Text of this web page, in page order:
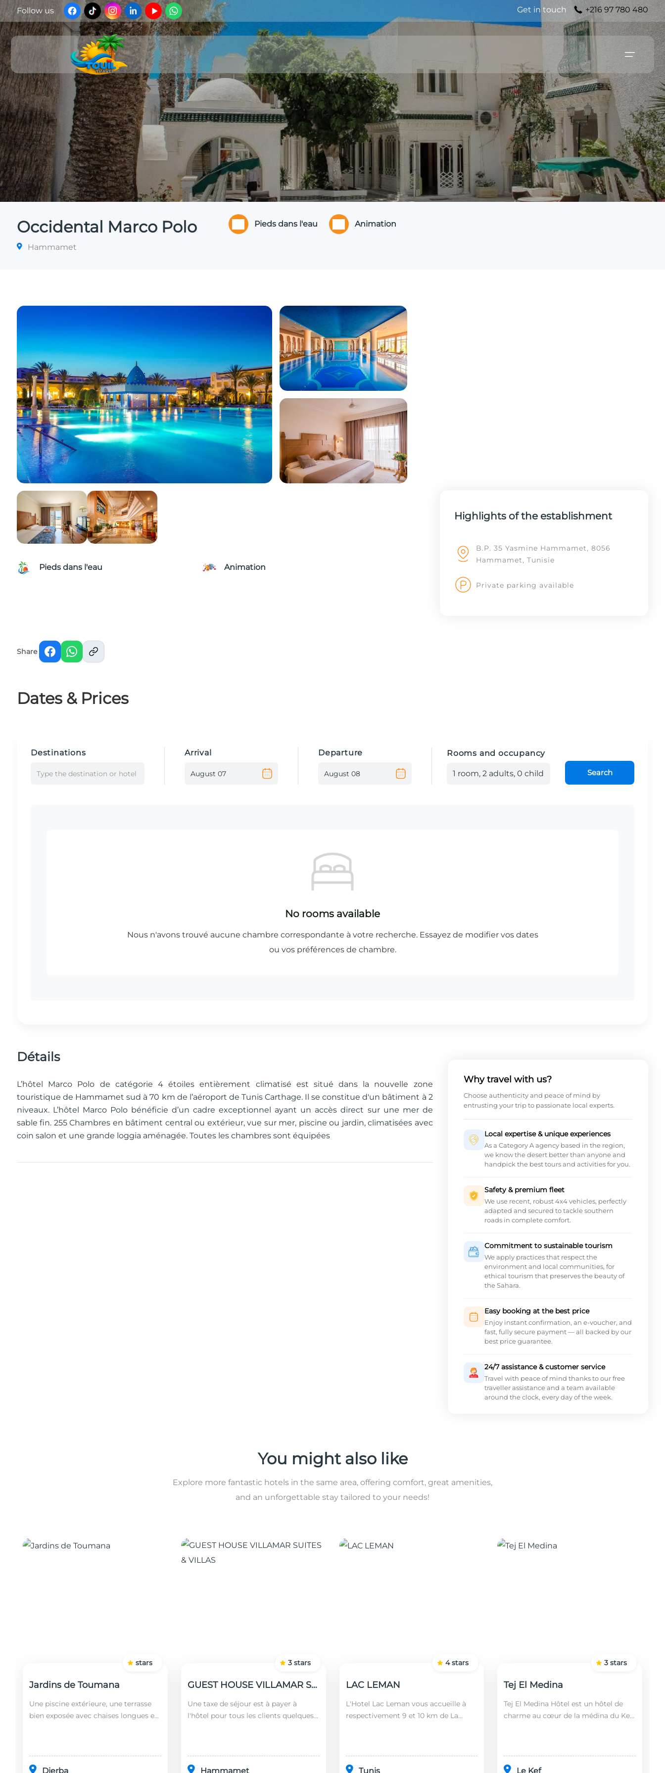
Follow us Get in touch +216 97 780 480
Occidental Marco Polo
Hammamet
Pieds dans l'eau Animation
Pieds dans l'eau Animation
Highlights of the establishment
B.P. 35 Yasmine Hammamet, 8056
Hammamet, Tunisie
Private parking available
Share
Dates & Prices
Destinations
Type the destination or hotel
Arrival Departure Rooms and occupancy
1 room, 2 adults, 0 child Search
Détails
L’hôtel Marco Polo de catégorie 4 étoiles entièrement climatisé est situé dans la nouvelle zone
touristique de Hammamet sud à 70 km de l’aéroport de Tunis Carthage. Il se constitue d'un bâtiment à 2
niveaux. L’hôtel Marco Polo bénéficie d’un cadre exceptionnel ayant un accès direct sur une mer de
sable fin. 255 Chambres en bâtiment central ou extérieur, vue sur mer, piscine ou jardin, climatisées avec
coin salon et une grande loggia aménagée. Toutes les chambres sont équipées
Why travel with us?
Choose authenticity and peace of mind by
entrusting your trip to passionate local experts.
Local expertise & unique experiences
As a Category A agency based in the region,
we know the desert better than anyone and
handpick the best tours and activities for you.
Safety & premium fleet
We use recent, robust 4x4 vehicles, perfectly
adapted and secured to tackle southern
roads in complete comfort.
Commitment to sustainable tourism
We apply practices that respect the
environment and local communities, for
ethical tourism that preserves the beauty of
the Sahara.
Easy booking at the best price
Enjoy instant confirmation, an e-voucher, and
fast, fully secure payment — all backed by our
best price guarantee.
24/7 assistance & customer service
Travel with peace of mind thanks to our free
traveller assistance and a team available
around the clock, every day of the week.
You might also like
Explore more fantastic hotels in the same area, offering comfort, great amenities,
and an unforgettable stay tailored to your needs!
Jardins de Toumana
Une piscine extérieure, une terrasse
bien exposée avec chaises longues et
Djerba
stars
GUEST HOUSE VILLAMAR SUITES & VILLAS
Une taxe de séjour est à payer à
l'hôtel pour tous les clients quelques
Hammamet
3 stars
LAC LEMAN
L'Hotel Lac Leman vous accueille à
respectivement 9 et 10 km de La
Tunis
4 stars
Tej El Medina
Tej El Medina Hôtel est un hôtel de
charme au cœur de la médina du Kef,
Le Kef
3 stars